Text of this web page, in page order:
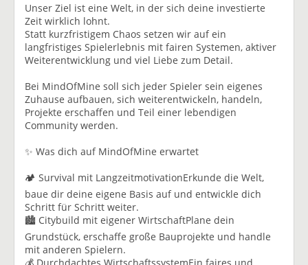
Unser Ziel ist eine Welt, in der sich deine investierte
Zeit wirklich lohnt.
Statt kurzfristigem Chaos setzen wir auf ein
langfristiges Spielerlebnis mit fairen Systemen, aktiver
Weiterentwicklung und viel Liebe zum Detail.
Bei MindOfMine soll sich jeder Spieler sein eigenes
Zuhause aufbauen, sich weiterentwickeln, handeln,
Projekte erschaffen und Teil einer lebendigen
Community werden.
✨ Was dich auf MindOfMine erwartet
🏕️ Survival mit LangzeitmotivationErkunde die Welt,
baue dir deine eigene Basis auf und entwickle dich
Schritt für Schritt weiter.
🏙️ Citybuild mit eigener WirtschaftPlane dein
Grundstück, erschaffe große Bauprojekte und handle
mit anderen Spielern.
💰 Durchdachtes WirtschaftssystemEin faires und